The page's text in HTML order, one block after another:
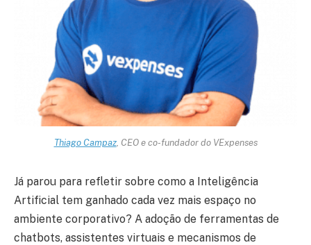
Thiago Campaz, CEO e co-fundador do VExpenses
Já parou para refletir sobre como a Inteligência
Artificial tem ganhado cada vez mais espaço no
ambiente corporativo? A adoção de ferramentas de
chatbots, assistentes virtuais e mecanismos de